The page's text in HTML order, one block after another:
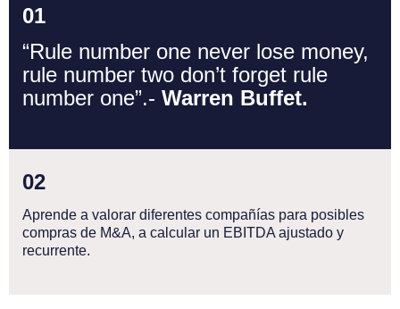
01
“Rule number one never lose money,
rule number two don’t forget rule
number one”.- Warren Buffet.
02
Aprende a valorar diferentes compañías para posibles
compras de M&A, a calcular un EBITDA ajustado y
recurrente.